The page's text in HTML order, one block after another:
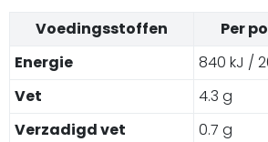
Voedingsstoffen Per
Energie
840 kJ /
Vet
4.3 g
Verzadigd vet
0.7 g